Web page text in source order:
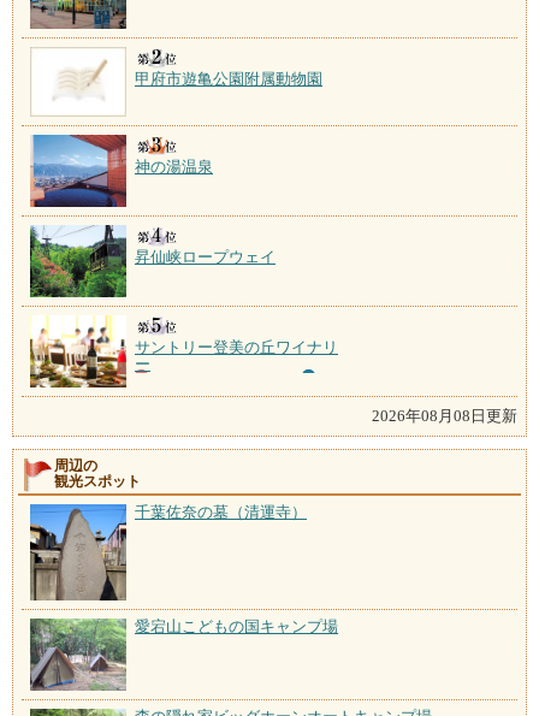
甲府市遊亀公園附属動物園
神の湯温泉
昇仙峡ロープウェイ
サントリー登美の丘ワイナリ
ー
2026年08月08日更新
周辺の
観光スポット
千葉佐奈の墓（清運寺）
愛宕山こどもの国キャンプ場